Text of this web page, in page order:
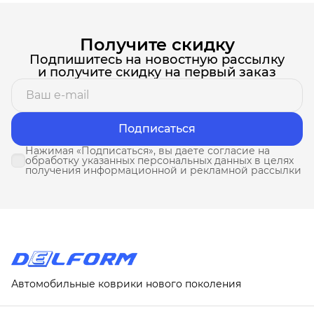
Получите скидку
Подпишитесь на новостную рассылку
и получите скидку на первый заказ
Подписаться
Нажимая «Подписаться», вы даете согласие на
обработку указанных персональных данных в целях
получения информационной и рекламной рассылки
Автомобильные коврики нового поколения